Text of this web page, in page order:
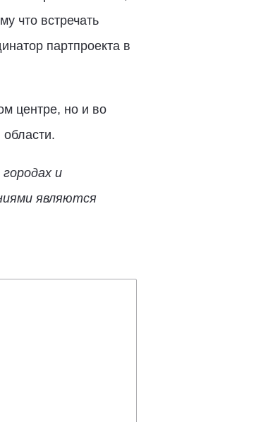
что встречать
партпроекта в
центре, но и во
и
являются